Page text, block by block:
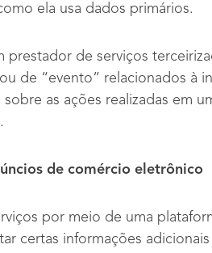
ela usa dados primários.
de serviços
de “evento” relacionados à
as ações realizadas em
de comércio eletrônico
por meio de uma
certas informações adicionais